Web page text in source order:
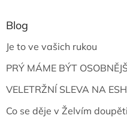
Blog
Je to ve vašich rukou
PRÝ MÁME BÝT
VELETRŽNÍ SLEVA NA
Co se děje v Želvím